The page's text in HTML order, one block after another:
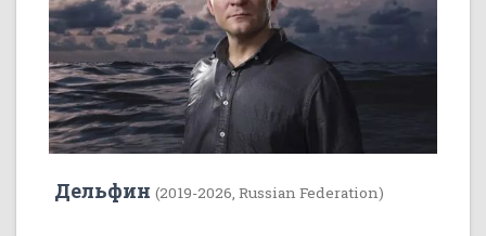
Дельфин (2019-2026, Russian Federation)